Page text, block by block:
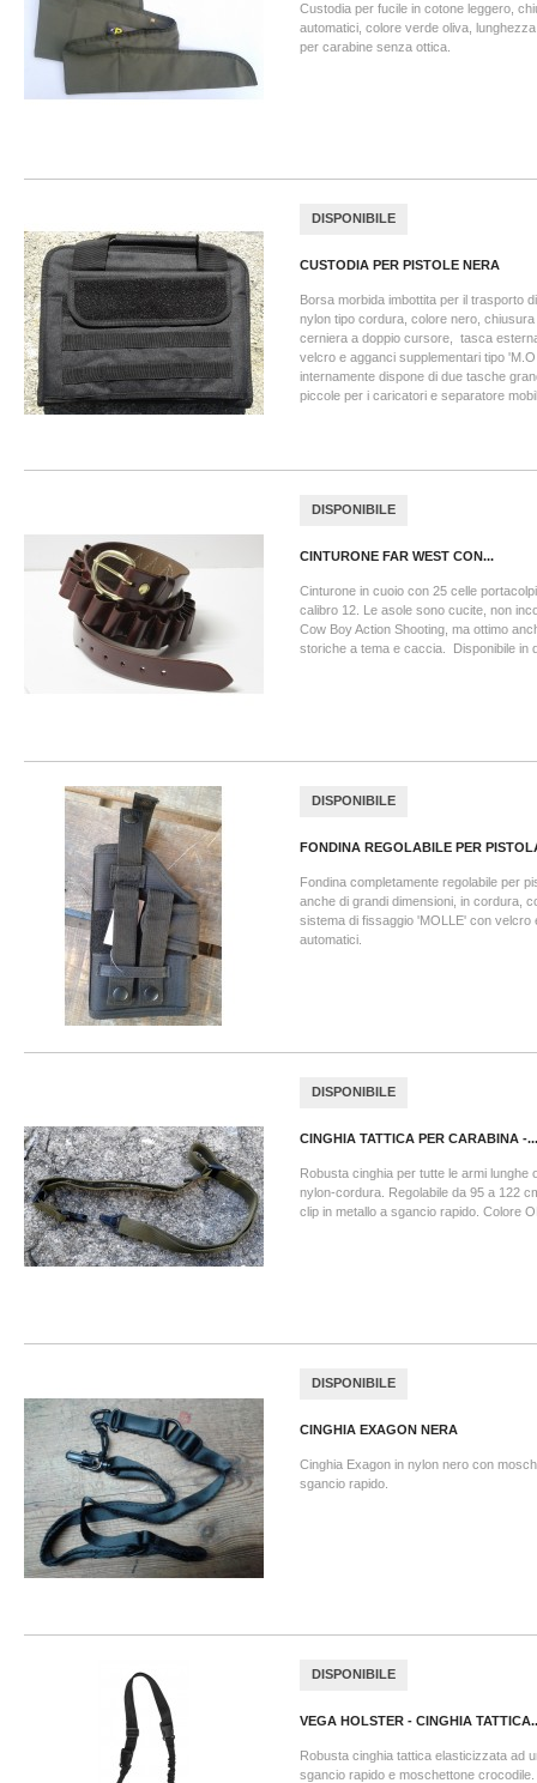
Custodia per fucile in cotone leggero,
automatici, colore verde oliva,
per carabine senza ottica.
DISPONIBILE
CUSTODIA PER PISTOLE NERA
Borsa morbida imbottita per il trasporto
nylon tipo cordura, colore nero,
cerniera a doppio cursore, tasca
velcro e agganci supplementari tipo
internamente dispone di due tasche
piccole per i caricatori e separatore
DISPONIBILE
CINTURONE FAR WEST CON...
Cinturone in cuoio con 25 celle
calibro 12. Le asole sono cucite, non
Cow Boy Action Shooting, ma ottimo
storiche a tema e caccia. Disponibile in
DISPONIBILE
FONDINA REGOLABILE PER
Fondina completamente regolabile per
anche di grandi dimensioni, in cordura,
sistema di fissaggio 'MOLLE' con velcro
automatici.
DISPONIBILE
CINGHIA TATTICA PER CARABINA -...
Robusta cinghia per tutte le armi lunghe
nylon-cordura. Regolabile da 95 a 122
clip in metallo a sgancio rapido. Colore
DISPONIBILE
CINGHIA EXAGON NERA
Cinghia Exagon in nylon nero con
sgancio rapido.
DISPONIBILE
VEGA HOLSTER - CINGHIA
Robusta cinghia tattica elasticizzata ad
sgancio rapido e moschettone